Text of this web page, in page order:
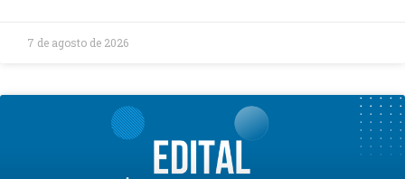
7 de agosto de 2026